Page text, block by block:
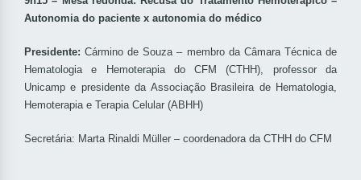
Autonomia do paciente x autonomia do médico
Presidente:Cármino de Souza – membro da Câmara Técnica de
Hematologia e Hemoterapia do CFM (CTHH), professor da
Unicamp e presidente da Associação Brasileira de Hematologia,
Hemoterapia e Terapia Celular (ABHH)
Secretária: Marta Rinaldi Müller – coordenadora da CTHH do CFM